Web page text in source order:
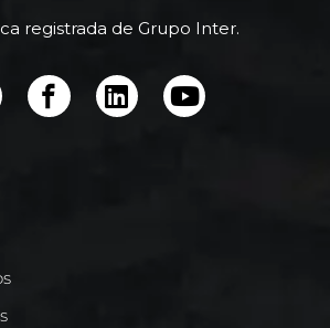
registrada de Grupo Inter.